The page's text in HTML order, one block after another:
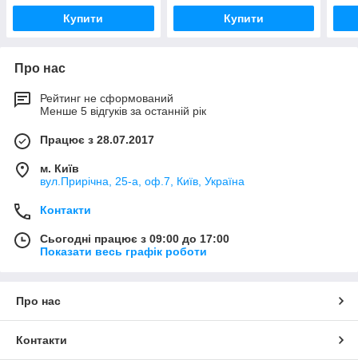
Купити Купити
Про нас
Рейтинг не сформований
Менше 5 відгуків за останній рік
Працює з 28.07.2017
м. Київ
вул.Прирічна, 25-а, оф.7, Київ, Україна
Контакти
Сьогодні працює з 09:00 до 17:00
Показати весь графік роботи
Про нас
Контакти